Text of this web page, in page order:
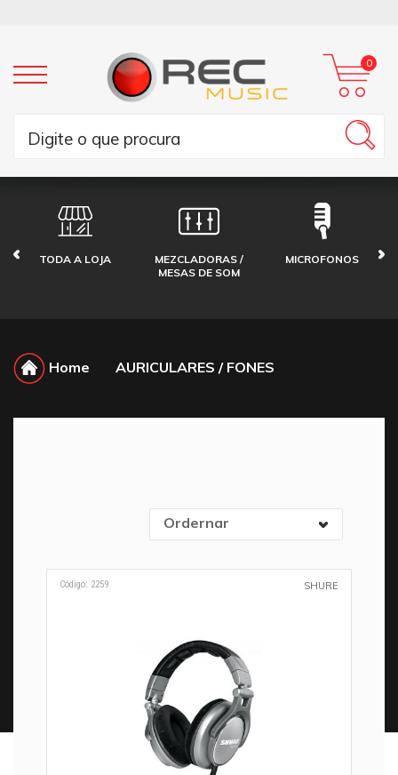
0
TODA A LOJA
MEZCLADORAS /
MESAS DE SOM
MICROFONOS
Home AURICULARES / FONES
Ordernar
Código: 2259 SHURE